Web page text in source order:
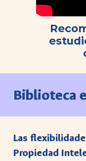
Biblioteca
Las
Propiedad